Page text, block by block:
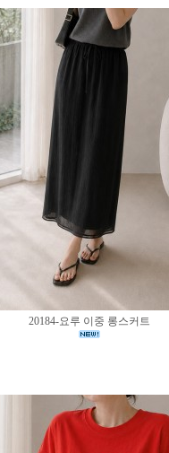
20184-요루 이중 롱스커트